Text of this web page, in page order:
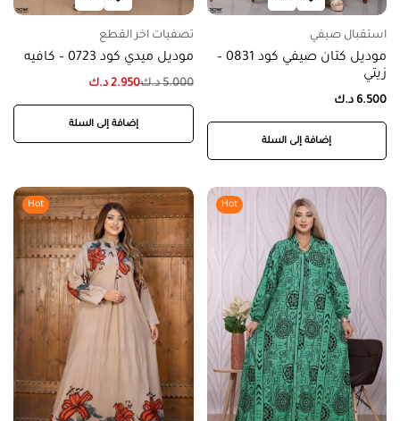
استقبال صيفي
موديل كتان صيفي كود 0831 –
زيتي
6.500 د.ك
إضافة إلى السلة
تصفيات اخر القطع
موديل ميدي كود 0723 – كافيه
5.000 د.ك2.950 د.ك
إضافة إلى السلة
Hot
Hot